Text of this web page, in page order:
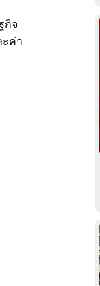
กิจ
ะค่า